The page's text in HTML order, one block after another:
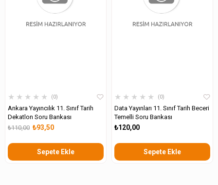
★ ★ ★ ★ ★ 0
Ankara Yayıncılık 11. Sınıf Tarih
Dekatlon Soru Bankası
₺93,50
₺110,00
Sepete Ekle
★ ★ ★ ★ ★ 0
Data Yayınları 11. Sınıf Tarih Beceri
Temelli Soru Bankası
₺120,00
Sepete Ekle